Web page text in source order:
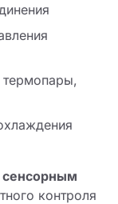
термопары,
сенсорным
контроля